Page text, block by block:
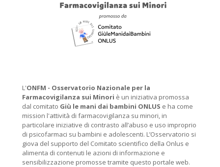
L'ONFM - Osservatorio Nazionale per la
Farmacovigilanza sui Minori è un iniziativa promossa
dal comitato Giù le mani dai bambini ONLUS e ha come
mission l'attività di farmacovigilanza su minori, in
particolare iniziative di contrasto all’abuso e uso improprio
di psicofarmaci su bambini e adolescenti. L’Osservatorio si
giova del supporto del Comitato scientifico della Onlus e
alimenta di contenuti le azioni di informazione e
sensibilizzazione promosse tramite questo portale web.